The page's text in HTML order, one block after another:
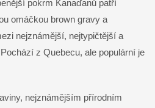
pokrm Kanaďanů patří
omáčkou brown gravy a
nejznámější, nejtypičtější a
z Quebecu, ale populární je
nejznámějším přírodním